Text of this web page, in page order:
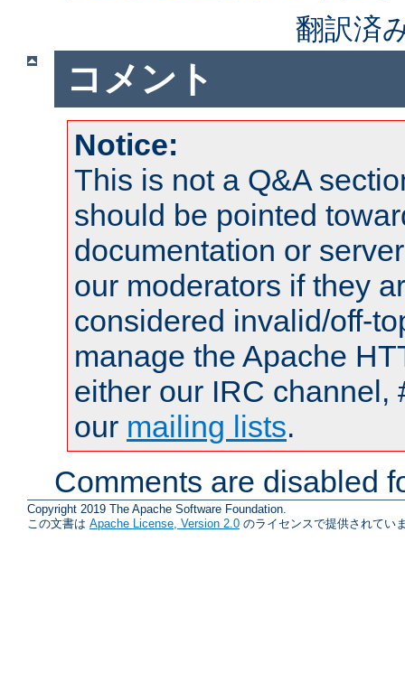
翻訳済
コメント
Notice:
This is not a Q&A
should be pointed
documentation or
our moderators if they
considered invalid/off-
manage the Apache
either our IRC channel,
our mailing lists.
Comments are disabled
Copyright 2019 The Apache Software Foundation.
この文書は Apache License, Version 2.0 のライセンスで提供されてい